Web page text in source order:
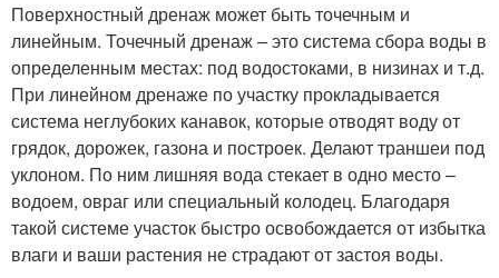
Поверхностный дренаж может быть точечным и
линейным. Точечный дренаж – это система сбора воды в
определенным местах: под водостоками, в низинах и т.д.
При линейном дренаже по участку прокладывается
система неглубоких канавок, которые отводят воду от
грядок, дорожек, газона и построек. Делают траншеи под
уклоном. По ним лишняя вода стекает в одно место –
водоем, овраг или специальный колодец. Благодаря
такой системе участок быстро освобождается от избытка
влаги и ваши растения не страдают от застоя воды.